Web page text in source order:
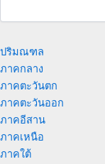
ปริมณฑล
ภาคกลาง
ภาคตะวันตก
ภาคตะวันออก
ภาคอีสาน
ภาคเหนือ
ภาคใต้